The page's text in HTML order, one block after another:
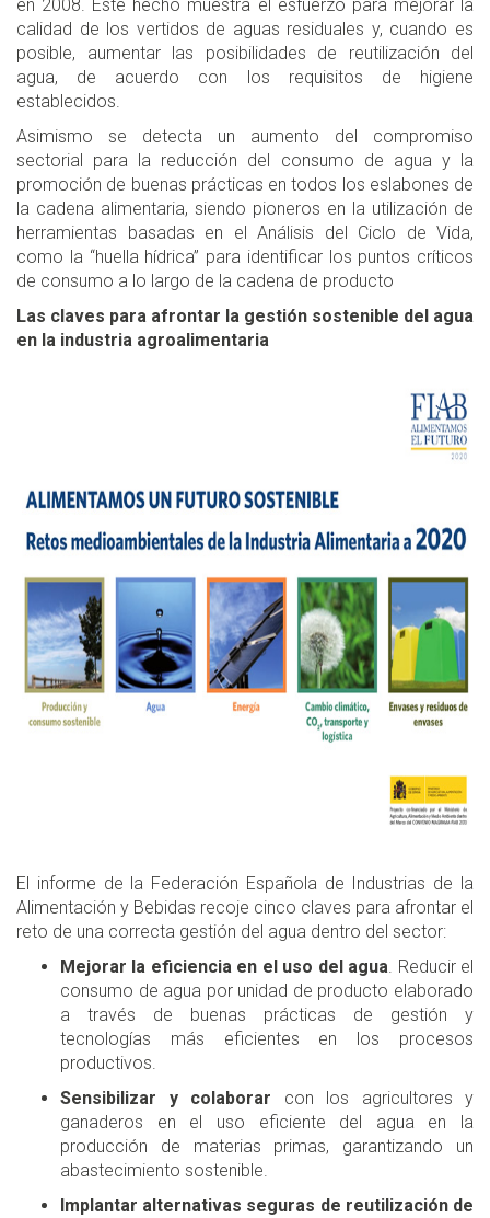
en 2008. Este hecho muestra el esfuerzo para mejorar la
calidad de los vertidos de aguas residuales y, cuando es
posible, aumentar las posibilidades de reutilización del
agua, de acuerdo con los requisitos de higiene
establecidos.
Asimismo se detecta un aumento del compromiso
sectorial para la reducción del consumo de agua y la
promoción de buenas prácticas en todos los eslabones de
la cadena alimentaria, siendo pioneros en la utilización de
herramientas basadas en el Análisis del Ciclo de Vida,
como la “huella hídrica” para identificar los puntos críticos
de consumo a lo largo de la cadena de producto
Las claves para afrontar la gestión sostenible del agua
en la industria agroalimentaria
El informe de la Federación Española de Industrias de la
Alimentación y Bebidas recoje cinco claves para afrontar el
reto de una correcta gestión del agua dentro del sector:
Mejorar la eficiencia en el uso del agua. Reducir el
consumo de agua por unidad de producto elaborado
a través de buenas prácticas de gestión y
tecnologías más eficientes en los procesos
productivos.
Sensibilizar y colaborar con los agricultores y
ganaderos en el uso eficiente del agua en la
producción de materias primas, garantizando un
abastecimiento sostenible.
Implantar alternativas seguras de reutilización de